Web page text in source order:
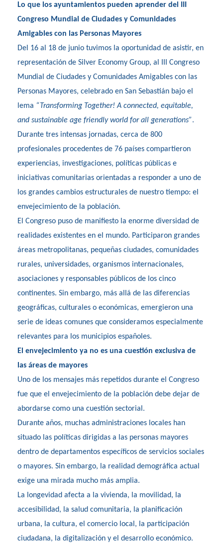
Lo que los ayuntamientos pueden aprender del III
Congreso Mundial de Ciudades y Comunidades
Amigables con las Personas Mayores
Del 16 al 18 de junio tuvimos la oportunidad de asistir, en
representación de Silver Economy Group, al III Congreso
Mundial de Ciudades y Comunidades Amigables con las
Personas Mayores, celebrado en San Sebastián bajo el
lema “Transforming Together! A connected, equitable,
and sustainable age friendly world for all generations”.
Durante tres intensas jornadas, cerca de 800
profesionales procedentes de 76 países compartieron
experiencias, investigaciones, políticas públicas e
iniciativas comunitarias orientadas a responder a uno de
los grandes cambios estructurales de nuestro tiempo: el
envejecimiento de la población.
El Congreso puso de manifiesto la enorme diversidad de
realidades existentes en el mundo. Participaron grandes
áreas metropolitanas, pequeñas ciudades, comunidades
rurales, universidades, organismos internacionales,
asociaciones y responsables públicos de los cinco
continentes. Sin embargo, más allá de las diferencias
geográficas, culturales o económicas, emergieron una
serie de ideas comunes que consideramos especialmente
relevantes para los municipios españoles.
El envejecimiento ya no es una cuestión exclusiva de
las áreas de mayores
Uno de los mensajes más repetidos durante el Congreso
fue que el envejecimiento de la población debe dejar de
abordarse como una cuestión sectorial.
Durante años, muchas administraciones locales han
situado las políticas dirigidas a las personas mayores
dentro de departamentos específicos de servicios sociales
o mayores. Sin embargo, la realidad demográfica actual
exige una mirada mucho más amplia.
La longevidad afecta a la vivienda, la movilidad, la
accesibilidad, la salud comunitaria, la planificación
urbana, la cultura, el comercio local, la participación
ciudadana, la digitalización y el desarrollo económico.